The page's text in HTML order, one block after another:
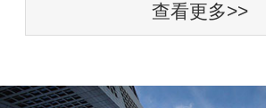
查看更多>>